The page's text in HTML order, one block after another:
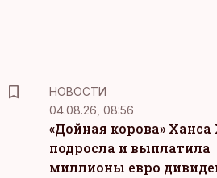
НОВОСТИ
04.08.26, 08:56
«Дойная корова»
подросла и выплатила
миллионы евро